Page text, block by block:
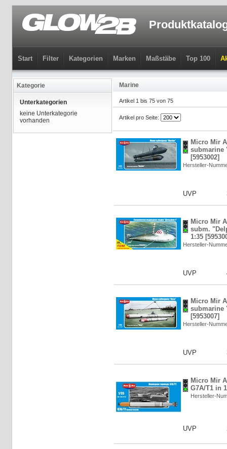
Start Filter Kategorien Marken Maßstäbe Top 100
Kategorie
Unterkategorien
keine Unterkategorie
vorhanden
Marine
Artikel 1 bis 75 von 75
Artikel pro Seite:
Micro Mir
submarine
[5953002]
Hersteller-
UVP
Micro Mir
subm.
1:35
Hersteller-
UVP
Micro Mir
submarine
[5953007]
Hersteller-
UVP
Micro Mir
G7A/T1 in
Hersteller-
UVP